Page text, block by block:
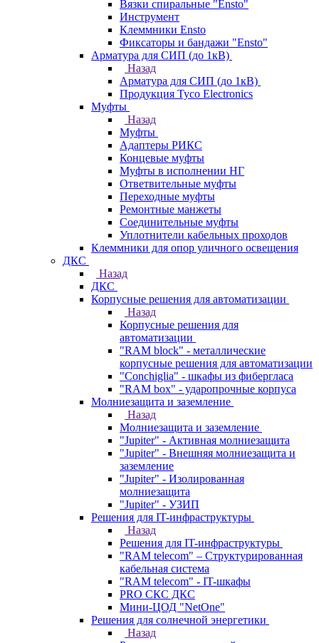
Вязки спиральные "Ensto"
Инструмент
Клеммники Ensto
Фиксаторы и бандажи "Ensto"
Арматура для СИП (до 1кВ)
Назад
Арматура для СИП (до 1кВ)
Продукция Tyco Electronics
Муфты
Назад
Муфты
Адаптеры РИКС
Концевые муфты
Муфты в исполнении НГ
Ответвительные муфты
Переходные муфты
Ремонтные манжеты
Соединительные муфты
Уплотнители кабельных проходов
Клеммники для опор уличного освещения
ДКС
Назад
ДКС
Корпусные решения для автоматизации
Назад
Корпусные решения для
автоматизации
"RAM block" - металлические
корпусные решения для автоматизации
"Conchiglia" - шкафы из фибергласа
"RAM box" - ударопрочные корпуса
Молниезащита и заземление
Назад
Молниезащита и заземление
"Jupiter" - Активная молниезащита
"Jupiter" - Внешняя молниезащита и
заземление
"Jupiter" - Изолированная
молниезащита
"Jupiter" - УЗИП
Решения для IT-инфраструктуры
Назад
Решения для IT-инфраструктуры
"RAM telecom" – Структурированная
кабельная система
"RAM telecom" - IT-шкафы
PRO СКС ДКС
Мини-ЦОД "NetOne"
Решения для солнечной энергетики
Назад